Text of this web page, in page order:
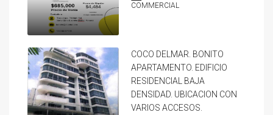
COMMERCIAL
COCO DELMAR. BONITO
APARTAMENTO. EDIFICIO
RESIDENCIAL BAJA
DENSIDAD. UBICACION CON
VARIOS ACCESOS.